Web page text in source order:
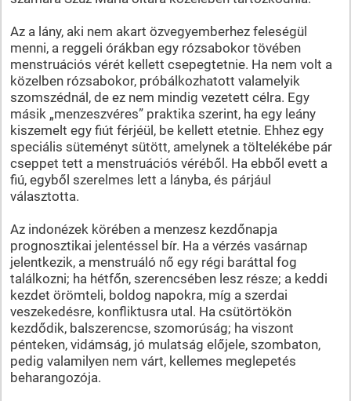
Az a lány, aki nem akart özvegyemberhez feleségül
menni, a reggeli órákban egy rózsabokor tövében
menstruációs vérét kellett csepegtetnie. Ha nem volt a
közelben rózsabokor, próbálkozhatott valamelyik
szomszédnál, de ez nem mindig vezetett célra. Egy
másik „menzeszvéres” praktika szerint, ha egy leány
kiszemelt egy fiút férjéül, be kellett etetnie. Ehhez egy
speciális süteményt sütött, amelynek a töltelékébe pár
cseppet tett a menstruációs véréből. Ha ebből evett a
fiú, egyből szerelmes lett a lányba, és párjául
választotta.
Az indonézek körében a menzesz kezdőnapja
prognosztikai jelentéssel bír. Ha a vérzés vasárnap
jelentkezik, a menstruáló nő egy régi baráttal fog
találkozni; ha hétfőn, szerencsében lesz része; a keddi
kezdet örömteli, boldog napokra, míg a szerdai
veszekedésre, konfliktusra utal. Ha csütörtökön
kezdődik, balszerencse, szomorúság; ha viszont
pénteken, vidámság, jó mulatság előjele, szombaton,
pedig valamilyen nem várt, kellemes meglepetés
beharangozója.